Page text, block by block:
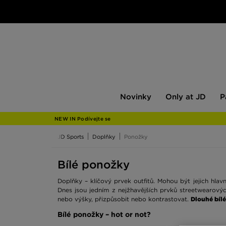
Novinky
JD
Only at JD
NEW IN Podívejte se
JD Sports Doplňky Ponožky
Bílé ponožky
Doplňky – klíčový prvek outfitů. Mohou být jejich
Dnes jsou jedním z nejžhavějších prvků
nebo výšky, přizpůsobit nebo kontrastovat. Dlouhé
Bílé ponožky – hot or not?